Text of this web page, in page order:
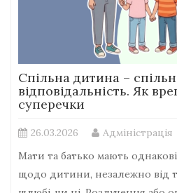
Спільна дитина –
відповідальність. Як
суперечки
26.03.2026
Адміністрація
Мати та батько мають однакові
щодо дитини, незалежно від